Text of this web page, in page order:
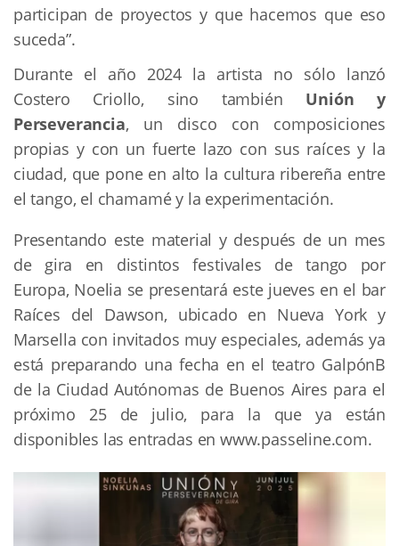
participan de proyectos y que hacemos que eso
suceda”.
Durante el año 2024 la artista no sólo lanzó
Costero Criollo, sino también Unión y
Perseverancia, un disco con composiciones
propias y con un fuerte lazo con sus raíces y la
ciudad, que pone en alto la cultura ribereña entre
el tango, el chamamé y la experimentación.
Presentando este material y después de un mes
de gira en distintos festivales de tango por
Europa, Noelia se presentará este jueves en el bar
Raíces del Dawson, ubicado en Nueva York y
Marsella con invitados muy especiales, además ya
está preparando una fecha en el teatro GalpónB
de la Ciudad Autónomas de Buenos Aires para el
próximo 25 de julio, para la que ya están
disponibles las entradas en www.passeline.com.